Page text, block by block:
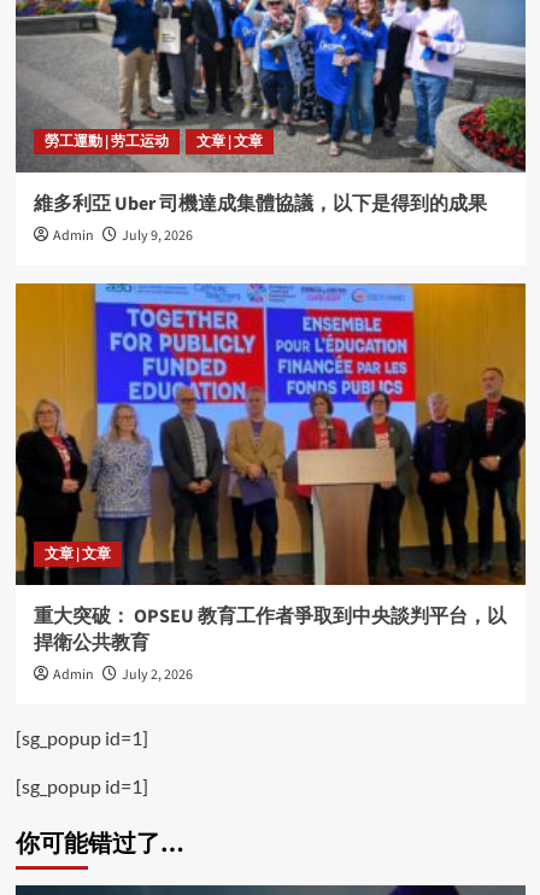
勞工運動 | 劳工运动 文章 | 文章
維多利亞 Uber 司機達成集體協議，以下是得到的成果
Admin July 9, 2026
文章 | 文章
重大突破： OPSEU 教育工作者爭取到中央談判平台，以
捍衛公共教育
Admin July 2, 2026
[sg_popup id=1]
[sg_popup id=1]
你可能错过了…